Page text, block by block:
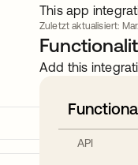
This app
Zuletzt aktualisiert:
Add this
API